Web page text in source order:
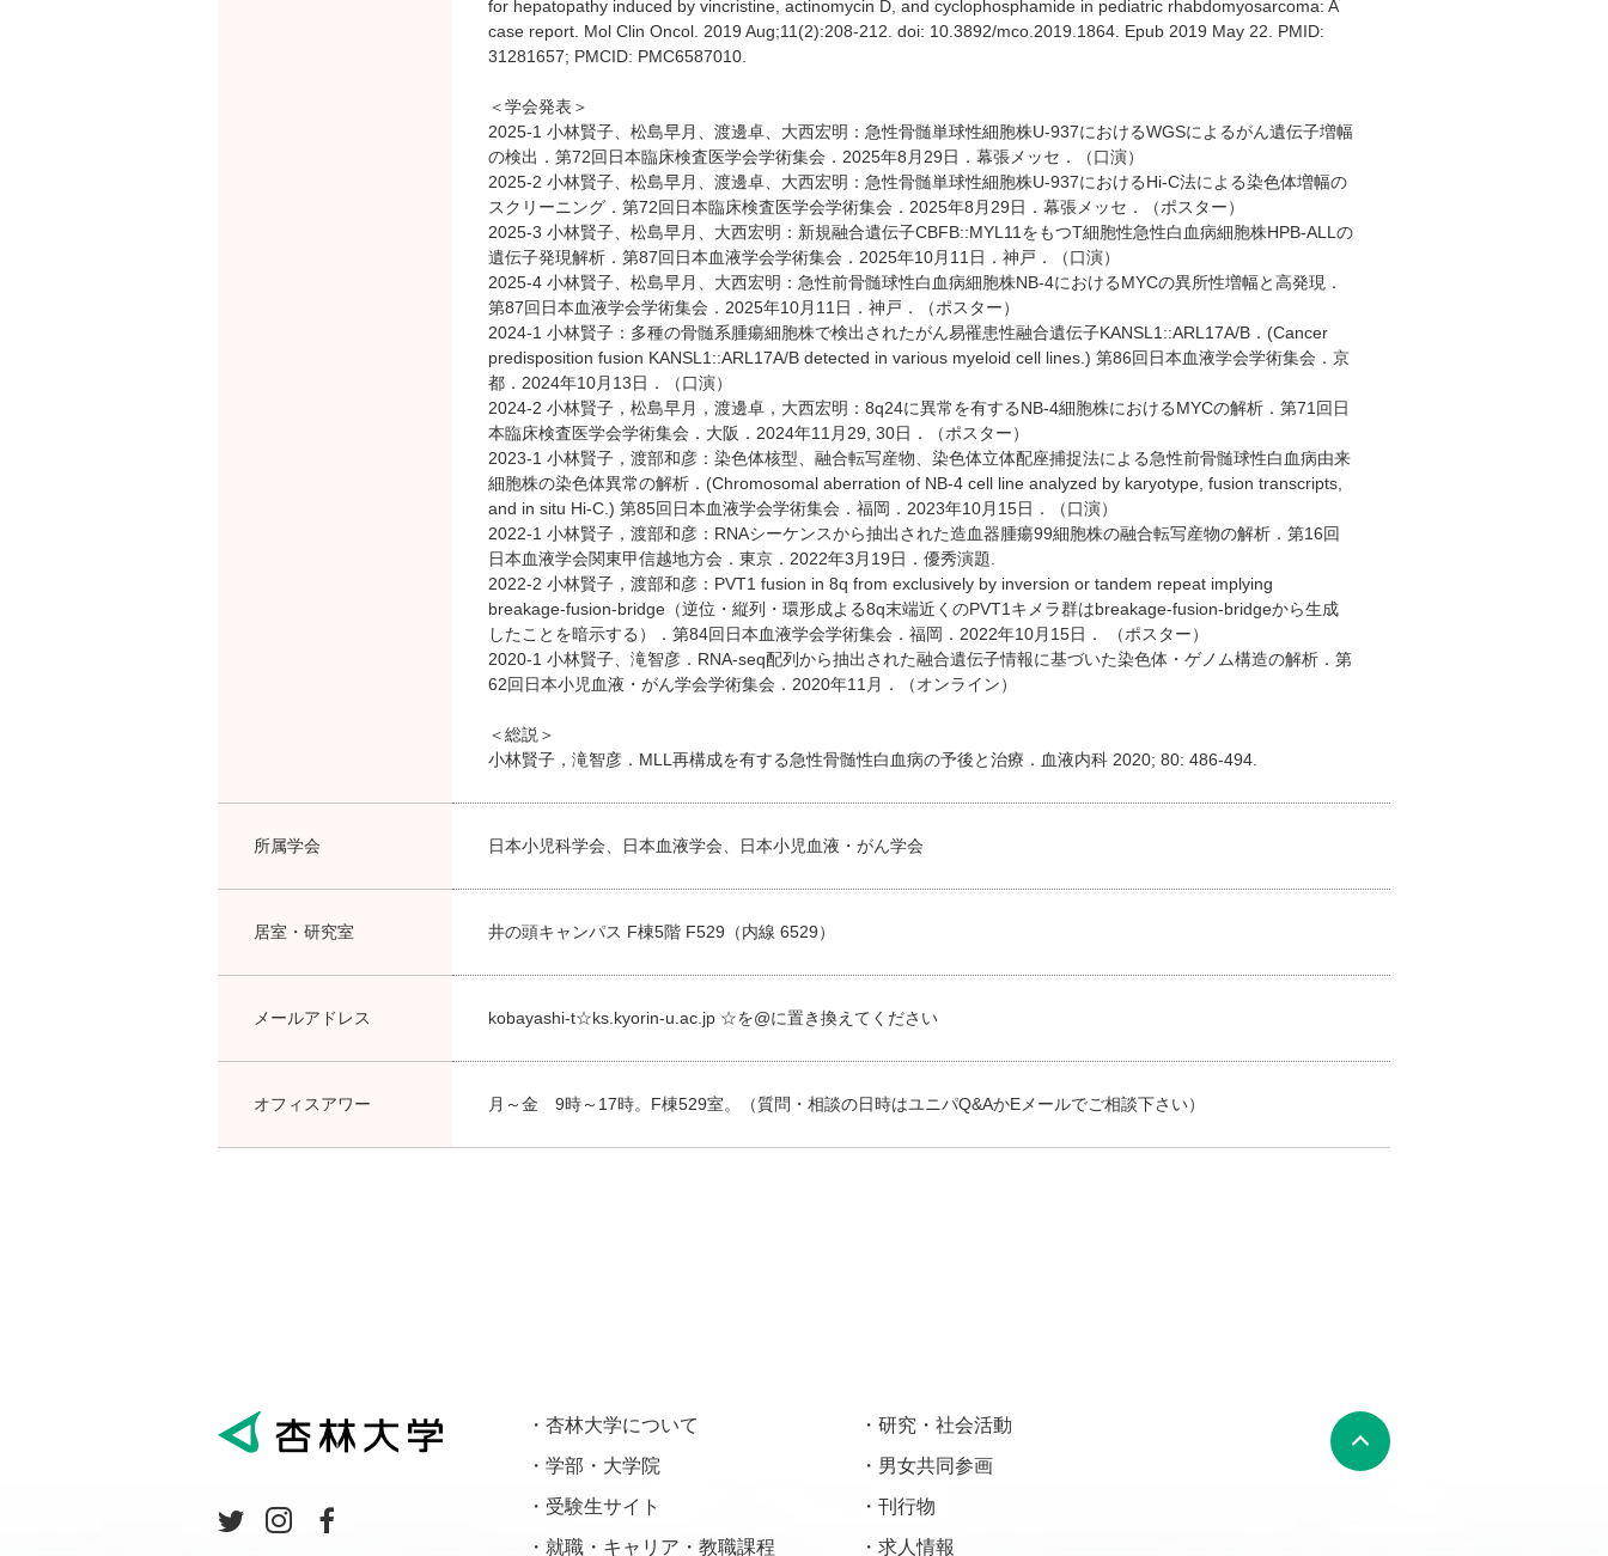
for hepatopathy induced by vincristine, actinomycin D, and cyclophosphamide in pediatric rhabdomyosarcoma: A
case report. Mol Clin Oncol. 2019 Aug;11(2):208-212. doi: 10.3892/mco.2019.1864. Epub 2019 May 22. PMID:
31281657; PMCID: PMC6587010.
＜学会発表＞
2025-1 小林賢子、松島早月、渡邊卓、大西宏明：急性骨髄単球性細胞株U-937におけるWGSによるがん遺伝子増幅
の検出．第72回日本臨床検査医学会学術集会．2025年8月29日．幕張メッセ．（口演）
2025-2 小林賢子、松島早月、渡邊卓、大西宏明：急性骨髄単球性細胞株U-937におけるHi-C法による染色体増幅の
スクリーニング．第72回日本臨床検査医学会学術集会．2025年8月29日．幕張メッセ．（ポスター）
2025-3 小林賢子、松島早月、大西宏明：新規融合遺伝子CBFB::MYL11をもつT細胞性急性白血病細胞株HPB-ALLの
遺伝子発現解析．第87回日本血液学会学術集会．2025年10月11日．神戸．（口演）
2025-4 小林賢子、松島早月、大西宏明：急性前骨髄球性白血病細胞株NB-4におけるMYCの異所性増幅と高発現．
第87回日本血液学会学術集会．2025年10月11日．神戸．（ポスター）
2024-1 小林賢子：多種の骨髄系腫瘍細胞株で検出されたがん易罹患性融合遺伝子KANSL1::ARL17A/B．(Cancer
predisposition fusion KANSL1::ARL17A/B detected in various myeloid cell lines.) 第86回日本血液学会学術集会．京
都．2024年10月13日．（口演）
2024-2 小林賢子，松島早月，渡邊卓，大西宏明：8q24に異常を有するNB-4細胞株におけるMYCの解析．第71回日
本臨床検査医学会学術集会．大阪．2024年11月29, 30日．（ポスター）
2023-1 小林賢子，渡部和彦：染色体核型、融合転写産物、染色体立体配座捕捉法による急性前骨髄球性白血病由来
細胞株の染色体異常の解析．(Chromosomal aberration of NB-4 cell line analyzed by karyotype, fusion transcripts,
and in situ Hi-C.) 第85回日本血液学会学術集会．福岡．2023年10月15日．（口演）
2022-1 小林賢子，渡部和彦：RNAシーケンスから抽出された造血器腫瘍99細胞株の融合転写産物の解析．第16回
日本血液学会関東甲信越地方会．東京．2022年3月19日．優秀演題.
2022-2 小林賢子，渡部和彦：PVT1 fusion in 8q from exclusively by inversion or tandem repeat implying
breakage-fusion-bridge（逆位・縦列・環形成よる8q末端近くのPVT1キメラ群はbreakage-fusion-bridgeから生成
したことを暗示する）．第84回日本血液学会学術集会．福岡．2022年10月15日． （ポスター）
2020-1 小林賢子、滝智彦．RNA-seq配列から抽出された融合遺伝子情報に基づいた染色体・ゲノム構造の解析．第
62回日本小児血液・がん学会学術集会．2020年11月．（オンライン）
＜総説＞
小林賢子，滝智彦．MLL再構成を有する急性骨髄性白血病の予後と治療．血液内科 2020; 80: 486-494.
所属学会 日本小児科学会、日本血液学会、日本小児血液・がん学会
居室・研究室 井の頭キャンパス F棟5階 F529（内線 6529）
メールアドレス kobayashi-t☆ks.kyorin-u.ac.jp ☆を@に置き換えてください
オフィスアワー 月～金 9時～17時。F棟529室。（質問・相談の日時はユニパQ&AかEメールでご相談下さい）
杏林大学について
学部・大学院
受験生サイト
就職・キャリア・教職課程
研究・社会活動
男女共同参画
刊行物
求人情報